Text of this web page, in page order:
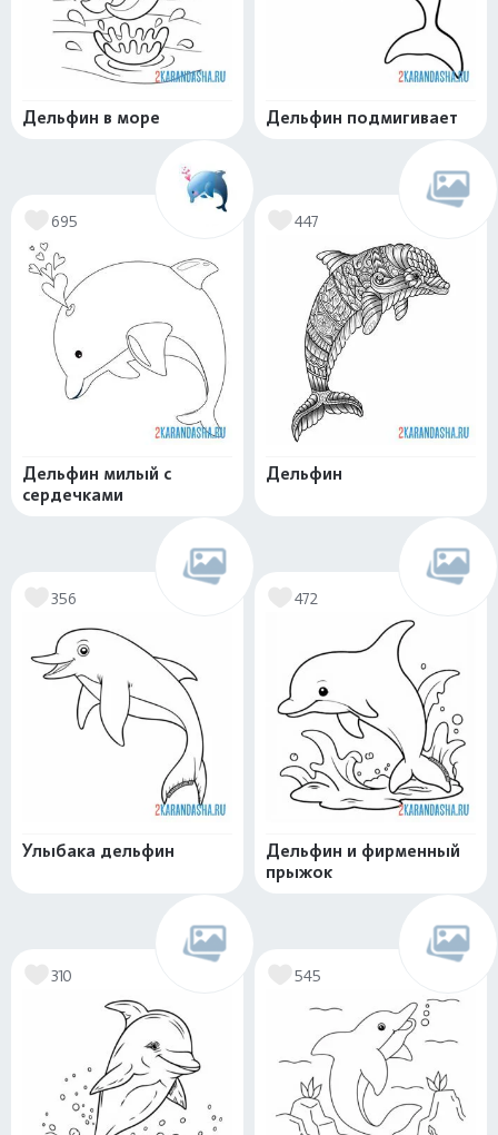
Дельфин в море Дельфин подмигивает
695
Дельфин милый с
сердечками
447
Дельфин
356
Улыбака дельфин
472
Дельфин и фирменный
прыжок
310 545